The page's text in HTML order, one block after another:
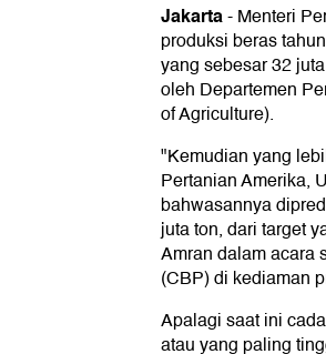
Jakarta-Menteri
produksi beras
yang sebesar 32
oleh Departemen
of Agriculture).
"Kemudian yang
Pertanian Amerika,
bahwasannya
juta ton, dari target
Amran dalam acara
(CBP) di kediaman
Apalagi saat ini
atau yang paling